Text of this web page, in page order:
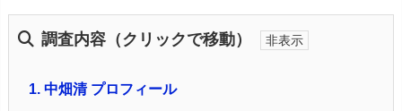
調査内容（クリックで移動）
1. 中畑清 プロフィール